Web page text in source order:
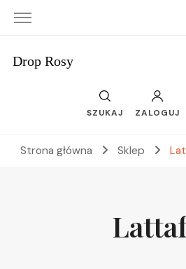
Drop Rosy
SZUKAJ ZALOGUJ
Strona główna Sklep